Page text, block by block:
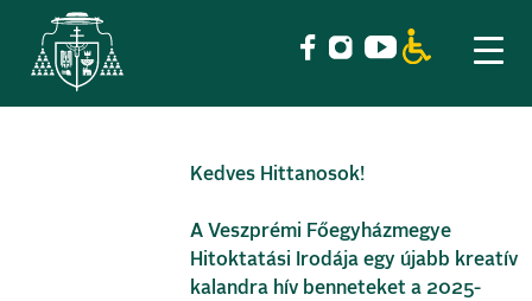
Kedves Hittanosok!
A Veszprémi Főegyházmegye
Hitoktatási Irodája egy újabb kreatív
kalandra hív benneteket a 2025-